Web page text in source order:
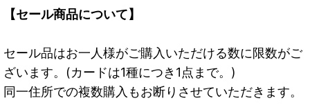
【セール商品について】
セール品はお一人様がご購入いただける数に限数がご
ざいます。(カードは1種につき1点まで。)
同一住所での複数購入もお断りさせていただきます。